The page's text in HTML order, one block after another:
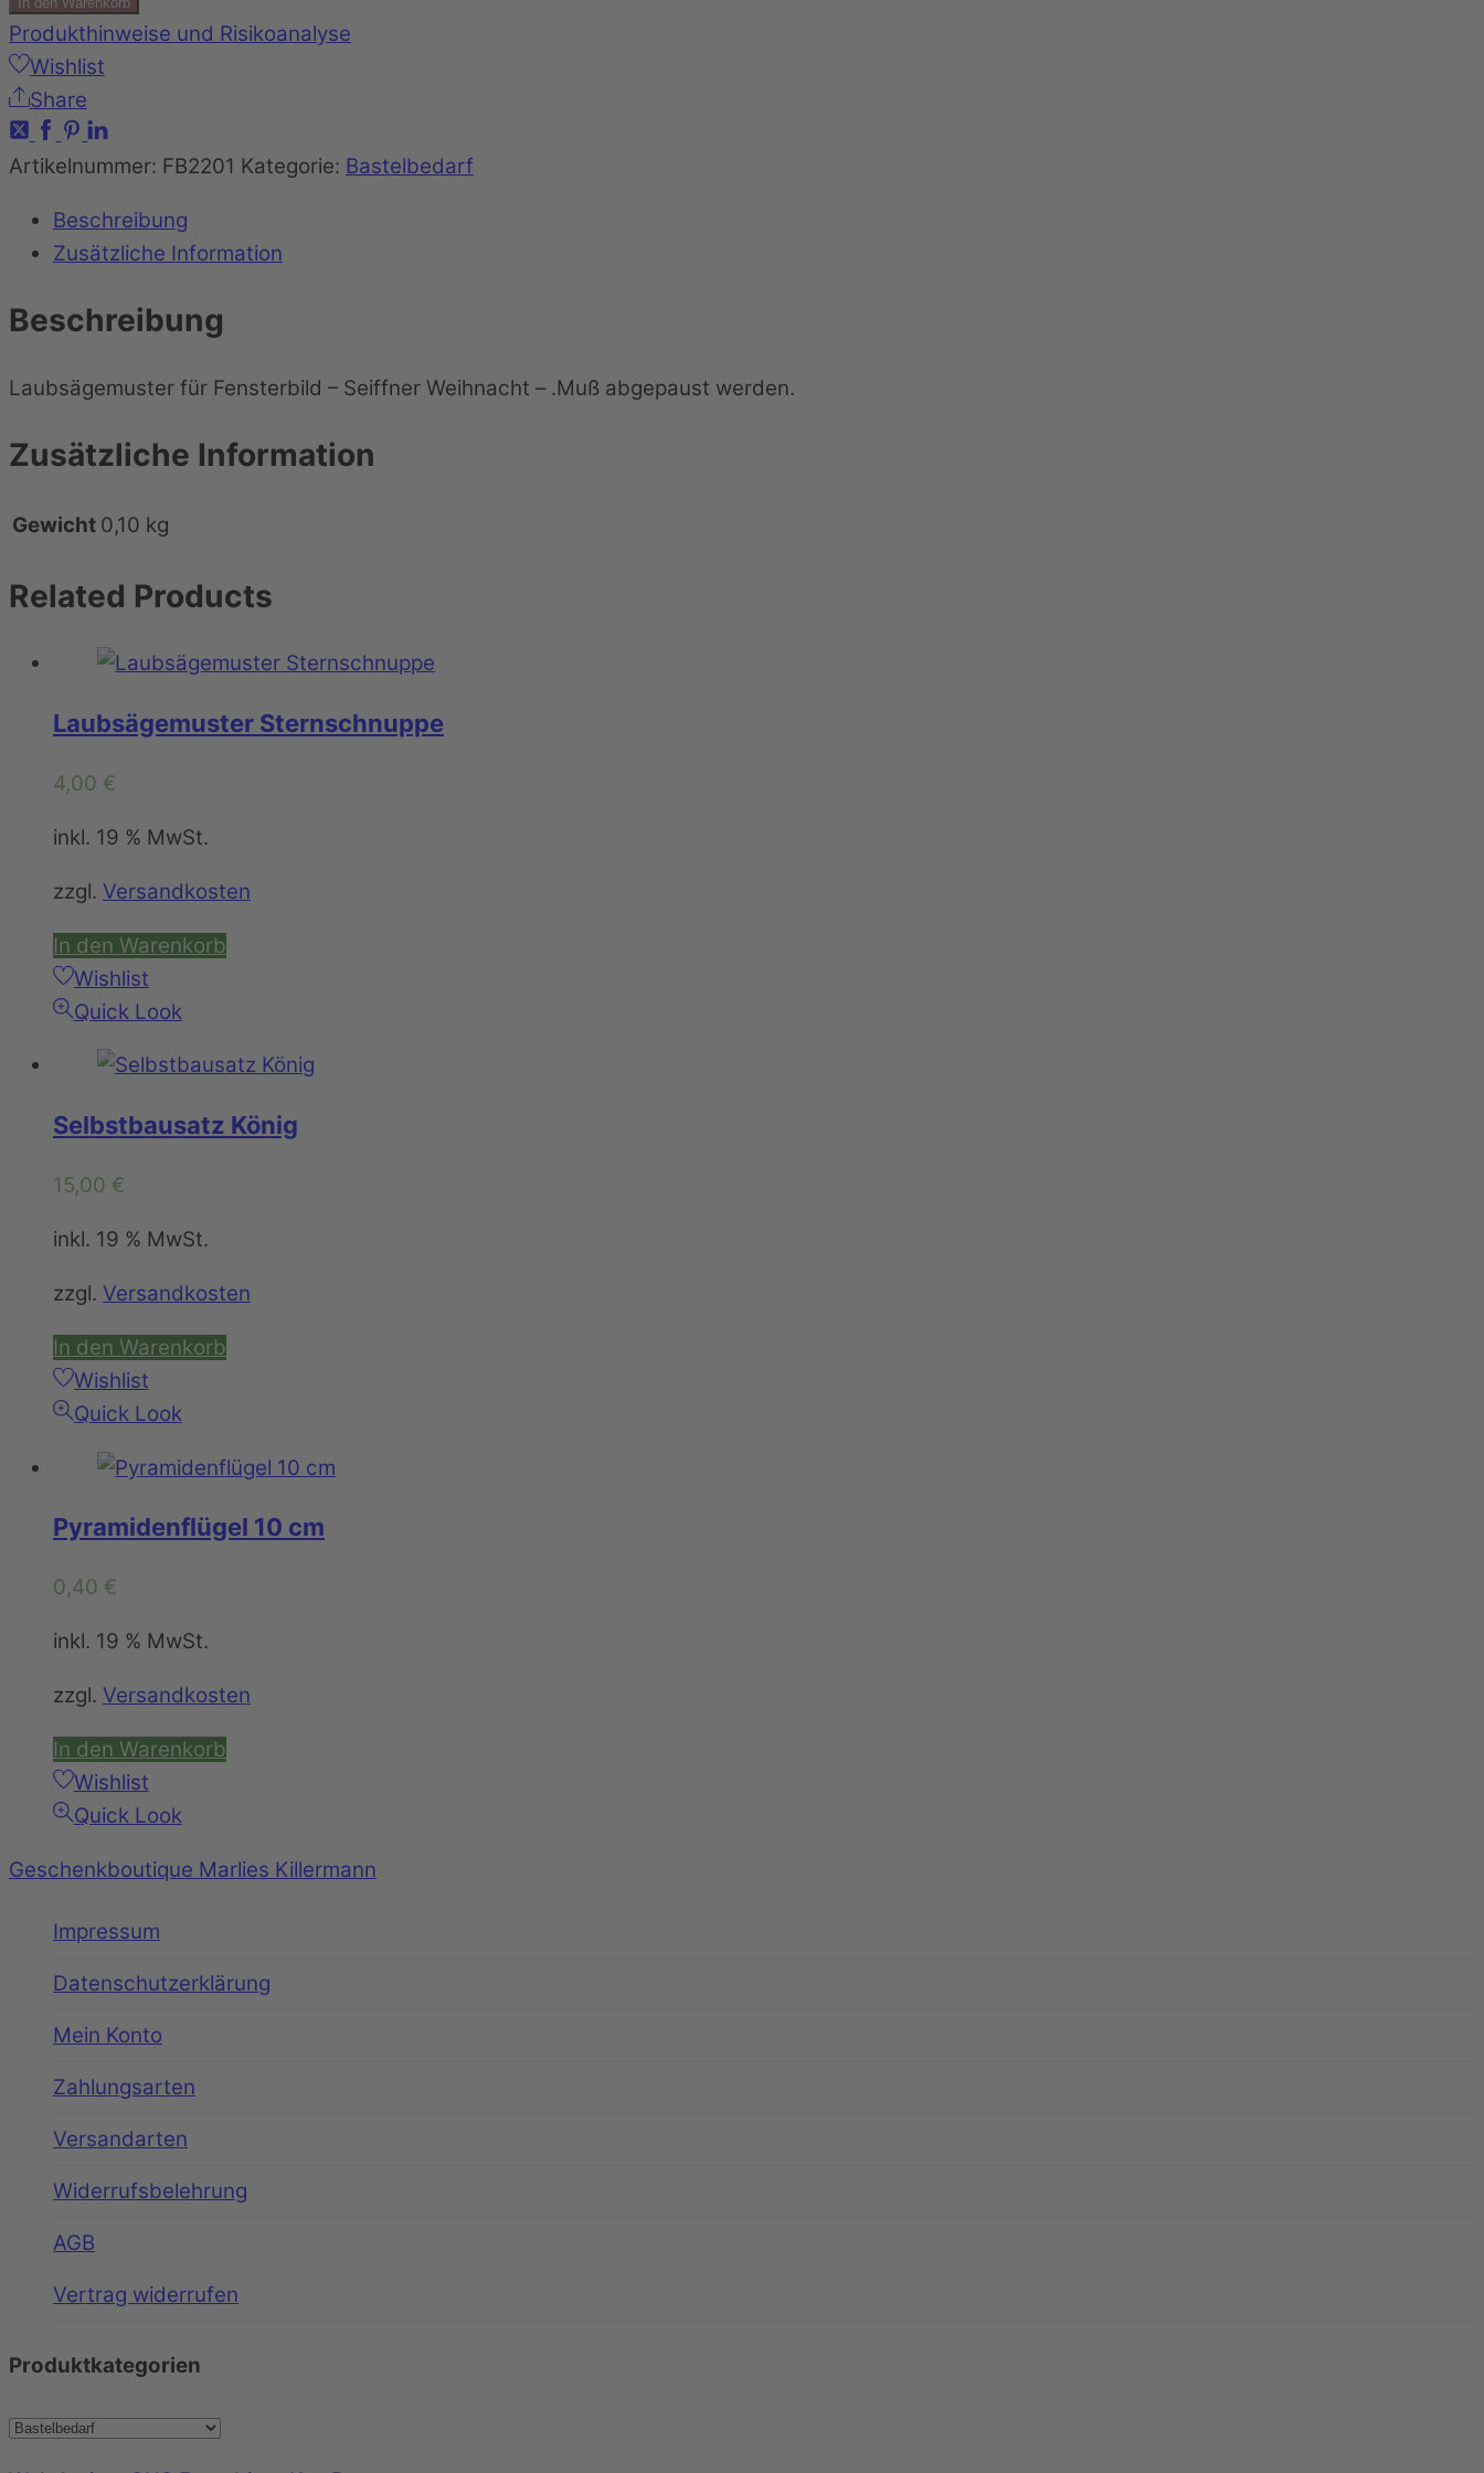
Produkthinweise und Risikoanalyse
Wishlist
Share
Artikelnummer: FB2201 Kategorie: Bastelbedarf
Beschreibung
Zusätzliche Information
Beschreibung
Laubsägemuster für Fensterbild – Seiffner Weihnacht – .Muß abgepaust werden.
Zusätzliche Information
Gewicht 0,10 kg
Related Products
Laubsägemuster Sternschnuppe
4,00 €
inkl. 19 % MwSt.
zzgl. Versandkosten
In den Warenkorb
Wishlist
Quick Look
Selbstbausatz König
15,00 €
inkl. 19 % MwSt.
zzgl. Versandkosten
In den Warenkorb
Wishlist
Quick Look
Pyramidenflügel 10 cm
0,40 €
inkl. 19 % MwSt.
zzgl. Versandkosten
In den Warenkorb
Wishlist
Quick Look
Geschenkboutique Marlies Killermann
Impressum
Datenschutzerklärung
Mein Konto
Zahlungsarten
Versandarten
Widerrufsbelehrung
AGB
Vertrag widerrufen
Produktkategorien